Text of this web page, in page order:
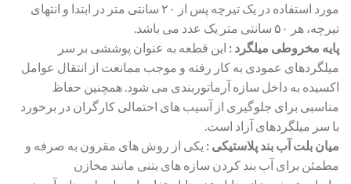
مورد استفاده در یک تیرچه پس از ۲۰ سانتی متر در ابتدا و انتهای
تیرچه، هر ۵۰ سانتی متر یک عدد می باشد.
پایه مخروطی میلگرد : این قطعه به عنوان پوششی بر سر
میلگردهای عمودی به کار رفته و موجب ممانعت از انتقال عوامل
اکسیده به داخل سازه آرماتوربندی می شود. همچنین حفاظ
مناسبی برای جلوگیری از آسیب های احتمالی کارگران در برخورد
با سر میلگردهای آزاد است.
میان بلت آب بند پلاستیکی : یکی از روش های مقرون به صرفه و
مطمئن برای آب بند کردن سازه های بتنی مانند مخازن